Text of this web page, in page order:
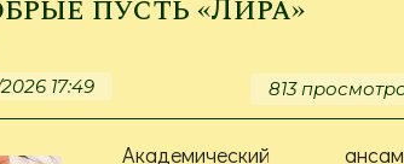
пусть «Лира»
17:49 813
Академический